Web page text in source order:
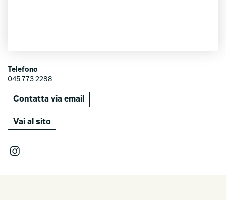
Telefono
045 773 2288
Contatta via email
Vai al sito